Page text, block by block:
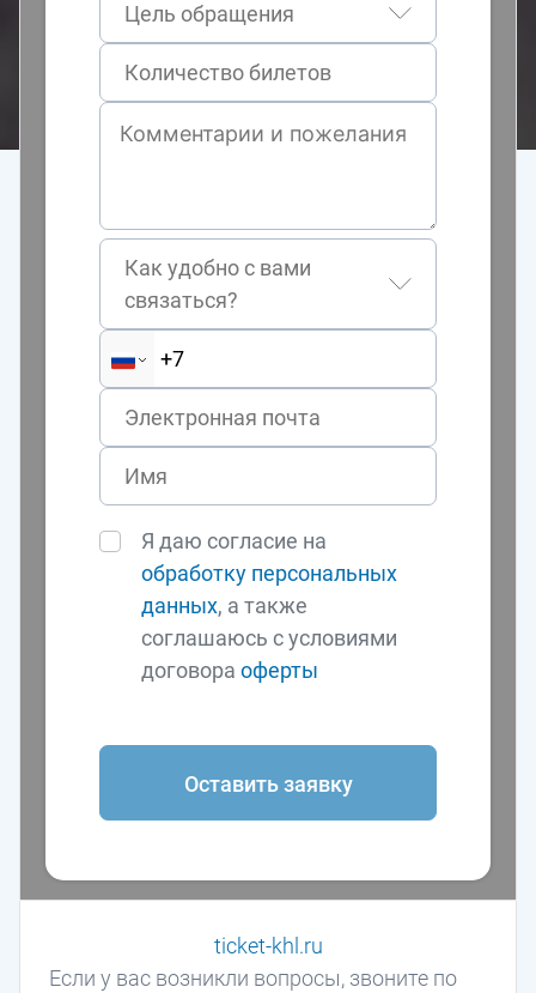
Цель обращения
Как удобно с вами
связаться?
Я даю согласие на
обработку персональных
данных, а также
соглашаюсь с условиями
договораоферты
Оставить заявку
Если у вас возникли вопросы, звоните по
ticket-khl.ru